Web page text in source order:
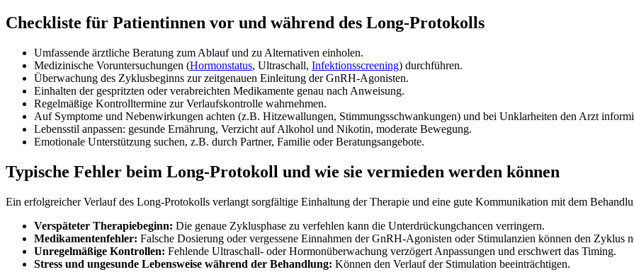
Checkliste für Patientinnen vor und während des Long-Protokolls
Umfassende ärztliche Beratung zum Ablauf und zu Alternativen einholen.
Medizinische Voruntersuchungen (Hormonstatus, Ultraschall, Infektionsscreening) durchführen.
Überwachung des Zyklusbeginns zur zeitgenauen Einleitung der GnRH-Agonisten.
Einhalten der gespritzten oder verabreichten Medikamente genau nach Anweisung.
Regelmäßige Kontrolltermine zur Verlaufskontrolle wahrnehmen.
Auf Symptome und Nebenwirkungen achten (z.B. Hitzewallungen, Stimmungsschwankungen) und bei Unklarheiten den Arzt
Lebensstil anpassen: gesunde Ernährung, Verzicht auf Alkohol und Nikotin, moderate Bewegung.
Emotionale Unterstützung suchen, z.B. durch Partner, Familie oder Beratungsangebote.
Typische Fehler beim Long-Protokoll und wie sie vermieden werden können
Ein erfolgreicher Verlauf des Long-Protokolls verlangt sorgfältige Einhaltung der Therapie und eine gute Kommunikation mit dem
Verspäteter Therapiebeginn: Die genaue Zyklusphase zu verfehlen kann die Unterdrückungchancen verringern.
Medikamentenfehler: Falsche Dosierung oder vergessene Einnahmen der GnRH-Agonisten oder Stimulanzien können den Zyklus
Unregelmäßige Kontrollen: Fehlende Ultraschall- oder Hormonüberwachung verzögert Anpassungen und erschwert das Timing.
Stress und ungesunde Lebensweise während der Behandlung: Können den Verlauf der Stimulation beeinträchtigen.